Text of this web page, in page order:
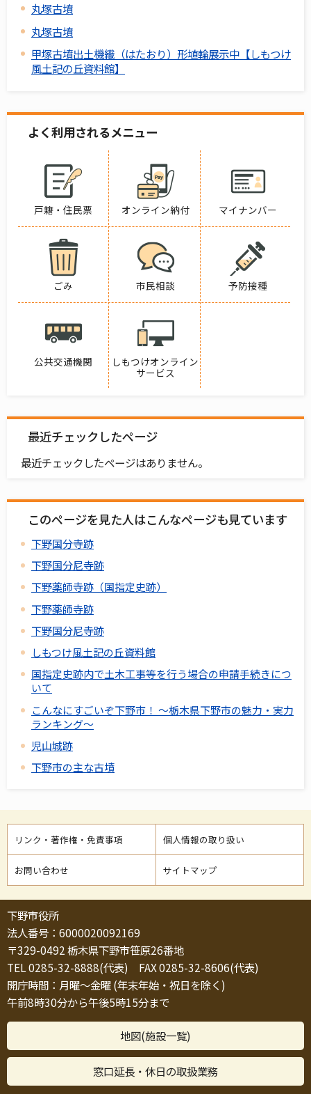
丸塚古墳
丸塚古墳
甲塚古墳出土機織（はたおり）形埴輪展示中【しもつけ
風土記の丘資料館】
よく利用されるメニュー
戸籍・住民票 オンライン納付 マイナンバー
ごみ 市民相談 予防接種
公共交通機関
しもつけオンライン
サービス
最近チェックしたページ
最近チェックしたページはありません。
このページを見た人はこんなページも見ています
下野国分寺跡
下野国分尼寺跡
下野薬師寺跡（国指定史跡）
下野薬師寺跡
下野国分尼寺跡
しもつけ風土記の丘資料館
国指定史跡内で土木工事等を行う場合の申請手続きにつ
いて
こんなにすごいぞ下野市！ ～栃木県下野市の魅力・実力
ランキング～
児山城跡
下野市の主な古墳
リンク・著作権・免責事項 個人情報の取り扱い
お問い合わせ サイトマップ
下野市役所
法人番号：6000020092169
〒329-0492 栃木県下野市笹原26番地
TEL 0285-32-8888(代表) FAX 0285-32-8606(代表)
開庁時間：月曜～金曜 (年末年始・祝日を除く)
午前8時30分から午後5時15分まで
地図(施設一覧)
窓口延長・休日の取扱業務